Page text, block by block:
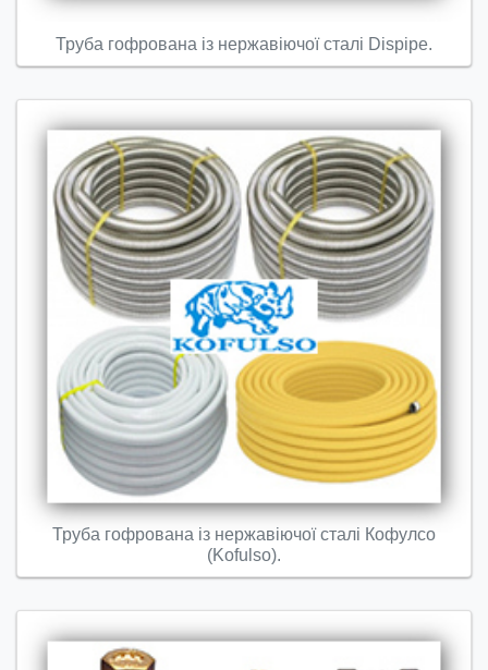
Труба гофрована із нержавіючої сталі Dispipe.
Труба гофрована із нержавіючої сталі Кофулсо
(Kofulso).